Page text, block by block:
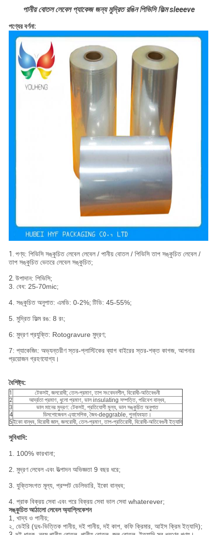
পানীয় বোতল লেবেল প্যাকেজ জন্য মুদ্রিত রঙিন পিভিসি ফিল্ম sleeeve
পণ্যের বর্ণনা:
1. পণ্য: পিভিসি সঙ্কুচিত লেবেল লেবেল / পানীয় বোতল / পিভিসি তাপ সঙ্কুচিত লেবেল /
তাপ সঙ্কুচিত ভেতরে লেবেল সঙ্কুচিত;
2. উপাদান: পিভিসি;
3. বেধ: 25-70mic;
4. সঙ্কুচিত অনুপাত: এমডি: 0-2%; টিডি: 45-55%;
5. মুদ্রিত ফিল্ম রঙ: 8 রং;
6: মুদ্রণ প্রযুক্তি: Rotogravure মুদ্রণ;
7: প্যাকেজিং: অভ্যন্তরীণ স্তর-প্লাস্টিকের ব্যাগ বাইরের স্তর-শক্ত কাগজ, আপনার
প্রয়োজন গ্রহণযোগ্য।
বৈশিষ্ট্য:
1
টেকসই, জলরোধী; তেল-প্রমাণ, তাপ সংবেদনশীল, বিরোধী-অতিবেগুনী
2
আর্দ্রতা প্রমাণ, ধুলো প্রমাণ, ভাল insulating সম্পত্তি, পরিবেশ বান্ধব,
3
ভাল মানের মুদ্রণ: টেকসই, প্রতিযোগী মূল্য, ভাল সঙ্কুচিত অনুপাত
4
ডিসপোজেবল এ্যাসেপিক, জৈব-deggrable, পুনর্ব্যবহৃত।
5ইকো বান্ধব, বিরোধী জাল, জলরোধী, তেল-প্রমাণ, তাপ-প্রতিরোধী, বিরোধী-অতিবেগুনী ইত্যাদি
সুবিধাদি:
1. 100% কারখানা;
2. মুদ্রণ লেবেল এবং উত্পাদন অভিজ্ঞতা 9 বছর ধরে;
3. যুক্তিসংগত মূল্য, প্রম্পট ডেলিভারি, ইকো বান্ধব;
4. প্রাক বিক্রয় সেবা এবং পরে বিক্রয় সেবা ভাল সেবা whaterever;
সঙ্কুচিত আঠালো লেবেল অ্যাপ্লিকেশন
1, খাদ্য ও পানীয়;
২, ডেইরি (দুধ-ভিত্তিক পানীয়, দই পানীয়, দই কাপ, কফি ক্রিমার, আইস ক্রিম ইত্যাদি);